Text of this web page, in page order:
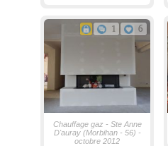
1 6
Chauffage gaz - Ste Anne
D'auray (Morbihan - 56) -
octobre 2012